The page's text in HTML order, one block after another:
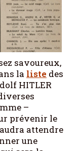
savoureux,
la liste des
HITLER
–
prévenir le
attendre
une